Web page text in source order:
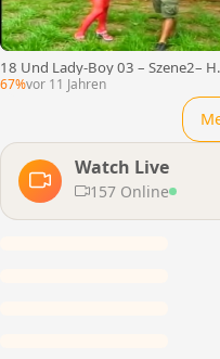
18 Und Lady-Boy 03 – Szene2–
renvideo
67%vor 11 Jahren
Watch Live
157 Online